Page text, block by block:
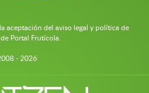
aceptación del aviso legal y política de
Portal Frutícola.
- 2026